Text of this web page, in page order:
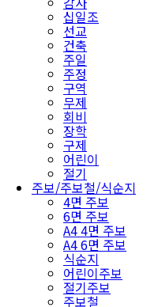
십일조
선교
건축
주일
주정
구역
무제
회비
장학
구제
어린이
절기
주보/주보철/식순지
4면 주보
6면 주보
A4 4면 주보
A4 6면 주보
식순지
어린이주보
절기주보
주보철